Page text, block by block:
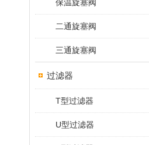
保温旋塞阀
二通旋塞阀
三通旋塞阀
过滤器
T型过滤器
U型过滤器